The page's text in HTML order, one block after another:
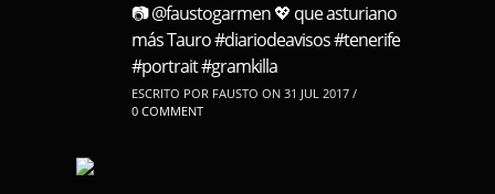
📷 @faustogarmen 💖 que asturiano
más Tauro #diariodeavisos #tenerife
#portrait #gramkilla
ESCRITO POR FAUSTO ON 31 JUL 2017 /
0 COMMENT